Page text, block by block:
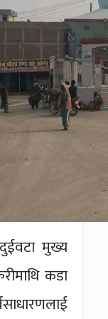
मुख्य
कडा